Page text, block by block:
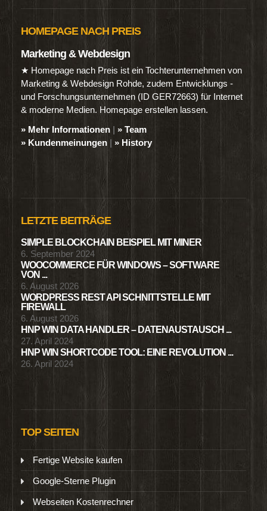
HOMEPAGE NACH PREIS
Marketing & Webdesign
★ Homepage nach Preis ist ein Tochterunternehmen von
Marketing & Webdesign Rohde, zudem Entwicklungs -
und Forschungsunternehmen (ID GER72663) für Internet
& moderne Medien. Homepage erstellen lassen.
» Mehr Informationen | » Team
» Kundenmeinungen | » History
LETZTE BEITRÄGE
SIMPLE BLOCKCHAIN BEISPIEL MIT MINER
6. September 2024
WOOCOMMERCE FÜR WINDOWS – SOFTWARE
VON ...
6. August 2026
WORDPRESS REST API SCHNITTSTELLE MIT
FIREWALL
6. August 2026
HNP WIN DATA HANDLER – DATENAUSTAUSCH ...
27. April 2024
HNP WIN SHORTCODE TOOL: EINE REVOLUTION ...
26. April 2024
TOP SEITEN
Fertige Website kaufen
Google-Sterne Plugin
Webseiten Kostenrechner